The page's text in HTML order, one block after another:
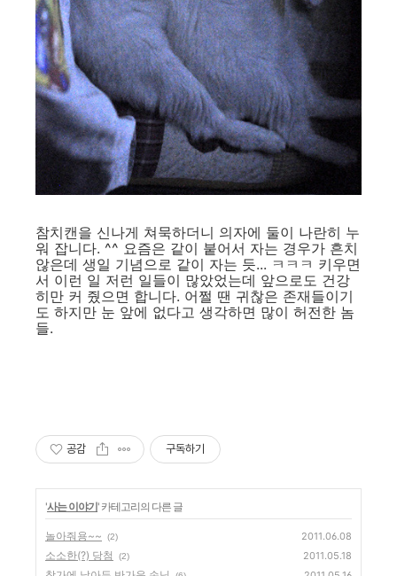
참치캔을 신나게 쳐묵하더니 의자에 둘이 나란히 누
워 잡니다. ^^ 요즘은 같이 붙어서 자는 경우가 흔치
않은데 생일 기념으로 같이 자는 듯... ㅋㅋㅋ 키우면
서 이런 일 저런 일들이 많았었는데 앞으로도 건강
히만 커 줬으면 합니다. 어쩔 땐 귀찮은 존재들이기
도 하지만 눈 앞에 없다고 생각하면 많이 허전한 놈
들.
공감 구독하기
'사는 이야기' 카테고리의 다른 글
놀아줘용~~ (2) 2011.06.08
소소한(?) 당첨 (2) 2011.05.18